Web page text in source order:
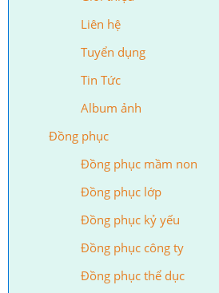
Liên hệ
Tuyển dụng
Tin Tức
Album ảnh
Đồng phục
Đồng phục mầm non
Đồng phục lớp
Đồng phục kỷ yếu
Đồng phục công ty
Đồng phục thể dục